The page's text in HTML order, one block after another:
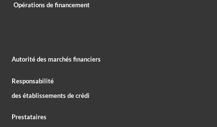
Opérations de financement
Autorité des marchés financiers
Responsabilité
des établissements de crédi
Prestataires